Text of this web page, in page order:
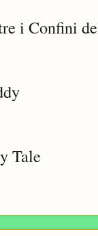
i Confini
Tale